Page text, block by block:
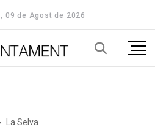
09 de Agost de 2026
La Selva